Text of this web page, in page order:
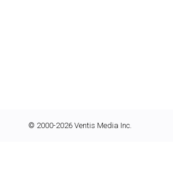
© 2000-2026 Ventis Media Inc.